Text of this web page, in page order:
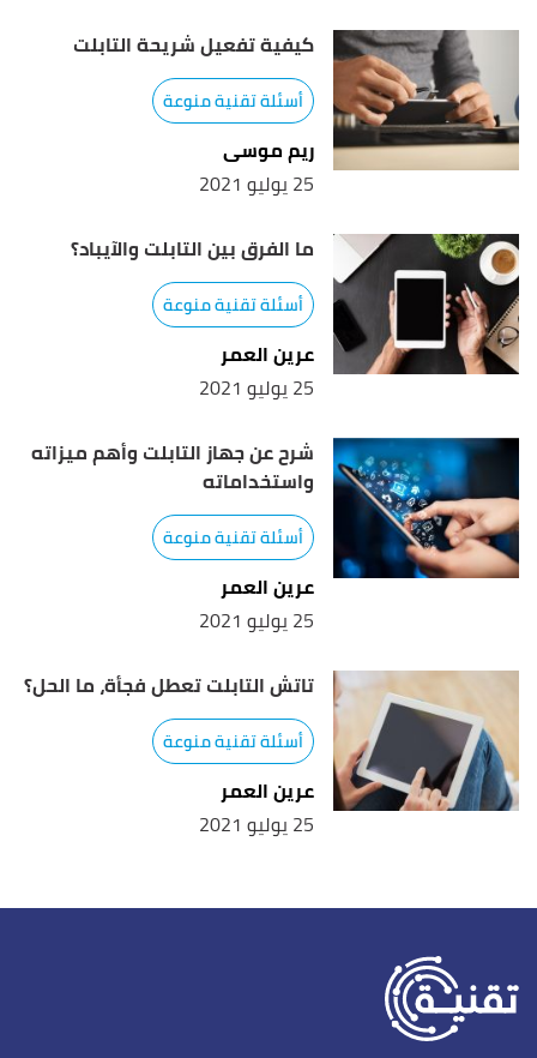
كيفية تفعيل شريحة التابلت
أسئلة تقنية منوعة
ريم موسى
25 يوليو 2021
ما الفرق بين التابلت والآيباد؟
أسئلة تقنية منوعة
عرين العمر
25 يوليو 2021
شرح عن جهاز التابلت وأهم ميزاته
واستخداماته
أسئلة تقنية منوعة
عرين العمر
25 يوليو 2021
تاتش التابلت تعطل فجأة، ما الحل؟
أسئلة تقنية منوعة
عرين العمر
25 يوليو 2021